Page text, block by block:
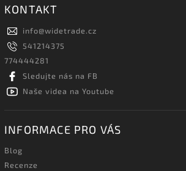
KONTAKT
info@widetrade.cz
541214375
774444281
Sledujte nás na FB
Naše videa na Youtube
INFORMACE PRO VÁS
Blog
Recenze